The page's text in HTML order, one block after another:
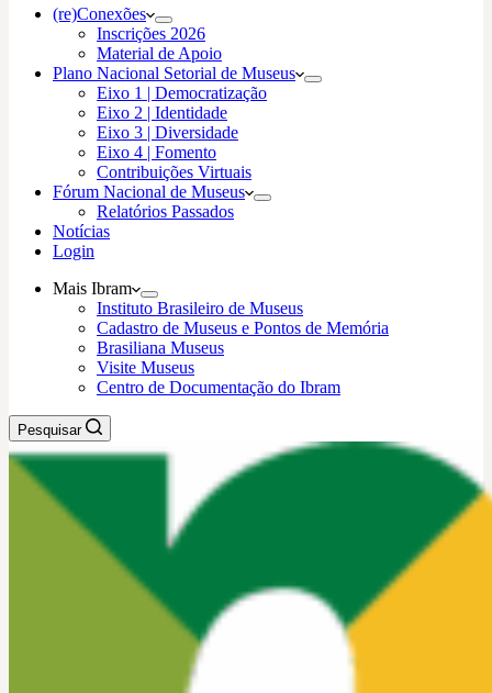
(re)Conexões
Inscrições 2026
Material de Apoio
Plano Nacional Setorial de Museus
Eixo 1 | Democratização
Eixo 2 | Identidade
Eixo 3 | Diversidade
Eixo 4 | Fomento
Contribuições Virtuais
Fórum Nacional de Museus
Relatórios Passados
Notícias
Login
Mais Ibram
Instituto Brasileiro de Museus
Cadastro de Museus e Pontos de Memória
Brasiliana Museus
Visite Museus
Centro de Documentação do Ibram
Pesquisar